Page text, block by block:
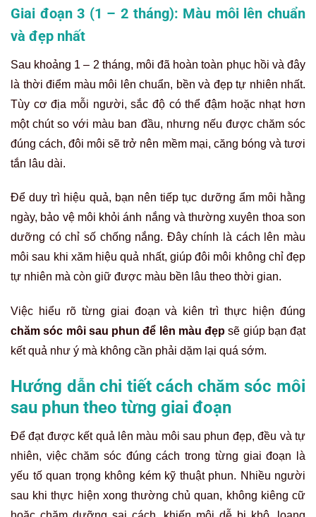
Giai đoạn 3 (1 – 2 tháng): Màu môi lên chuẩn
và đẹp nhất
Sau khoảng 1 – 2 tháng, môi đã hoàn toàn phục hồi và đây
là thời điểm màu môi lên chuẩn, bền và đẹp tự nhiên nhất.
Tùy cơ địa mỗi người, sắc độ có thể đậm hoặc nhạt hơn
một chút so với màu ban đầu, nhưng nếu được chăm sóc
đúng cách, đôi môi sẽ trở nên mềm mại, căng bóng và tươi
tắn lâu dài.
Để duy trì hiệu quả, bạn nên tiếp tục dưỡng ẩm môi hằng
ngày, bảo vệ môi khỏi ánh nắng và thường xuyên thoa son
dưỡng có chỉ số chống nắng. Đây chính là cách lên màu
môi sau khi xăm hiệu quả nhất, giúp đôi môi không chỉ đẹp
tự nhiên mà còn giữ được màu bền lâu theo thời gian.
Việc hiểu rõ từng giai đoạn và kiên trì thực hiện đúng
chăm sóc môi sau phun để lên màu đẹp sẽ giúp bạn đạt
kết quả như ý mà không cần phải dặm lại quá sớm.
Hướng dẫn chi tiết cách chăm sóc môi
sau phun theo từng giai đoạn
Để đạt được kết quả lên màu môi sau phun đẹp, đều và tự
nhiên, việc chăm sóc đúng cách trong từng giai đoạn là
yếu tố quan trọng không kém kỹ thuật phun. Nhiều người
sau khi thực hiện xong thường chủ quan, không kiêng cữ